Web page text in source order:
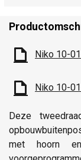
Niko 10-
Niko 10-
Deze
met hoorn